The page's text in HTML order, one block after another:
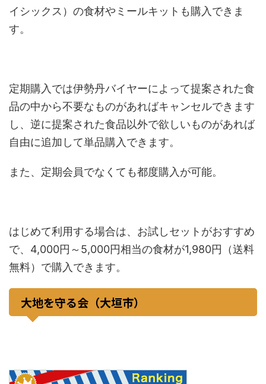
イシックス）の食材やミールキットも購入できま
す。
定期購入では伊勢丹バイヤーによって提案された食
品の中から不要なものがあればキャンセルできます
し、逆に提案された食品以外で欲しいものがあれば
自由に追加して単品購入できます。
また、定期会員でなくても都度購入が可能。
はじめて利用する場合は、お試しセットがおすすめ
で、4,000円～5,000円相当の食材が1,980円（送料
無料）で購入できます。
大地を守る会（大垣市）